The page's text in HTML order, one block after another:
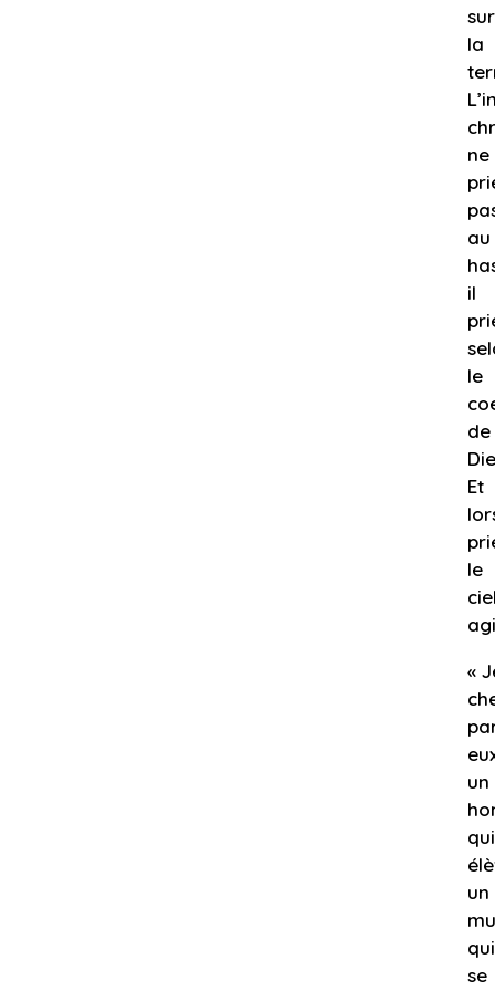
sur
la
ne
au
il
le
de
Et
le
«
un
qui
un
qui
se